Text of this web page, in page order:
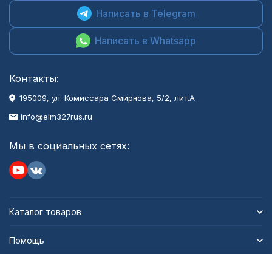
Написать в Telegram
Написать в Whatsapp
Контакты:
195009, ул. Комиссара Смирнова, 5/2, лит.А
info@elm327rus.ru
Мы в социальных сетях:
Каталог товаров
Помощь